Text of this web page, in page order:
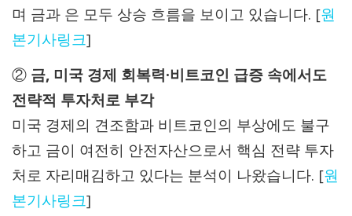
며 금과 은 모두 상승 흐름을 보이고 있습니다. [원
본기사링크]
② 금, 미국 경제 회복력·비트코인 급증 속에서도
전략적 투자처로 부각
미국 경제의 견조함과 비트코인의 부상에도 불구
하고 금이 여전히 안전자산으로서 핵심 전략 투자
처로 자리매김하고 있다는 분석이 나왔습니다. [원
본기사링크]